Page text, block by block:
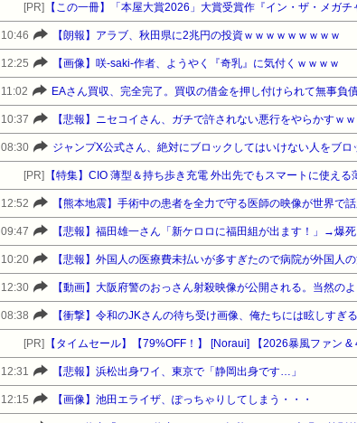
[PR] 【この一冊】「本屋大賞2026」大賞受賞作『イン・ザ・メガチ
10:46 【朗報】アラブ、秋田県に2兆円の投資ｗｗｗｗｗｗｗｗｗ
12:25 【画像】咲-saki-作者、ようやく『奇乳』に気付くｗｗｗｗ
11:02 EAさん買収、完全完了。買収の借金を押し付けられて無事負
10:37 【悲報】ニセコイさん、ガチで許されない悪行をやらかすｗ
08:30 ジャンプX公式さん、絶対にブロックしてはいけない人をブロ
[PR] 【特集】CIO 薄型＆持ち歩き充電 外出先でもスマートに使える
12:52 【熊本地震】手術中の患者を全力で守る医師の映像が世界で
09:47
10:20 【悲報】外国人の医療費未払いが多すぎたので病院が外国人
12:30 【動画】大阪府警のおっさん射殺映像が公開される。当然の
08:38 【衝撃】令和のJKさんの待ち受け画像、俺たちには眩しすぎ
[PR]
12:31 【悲報】浜松出身ワイ、東京で「静岡出身です…」
12:15 【画像】池田エライザ、ぽっちゃりしてしまう・・・